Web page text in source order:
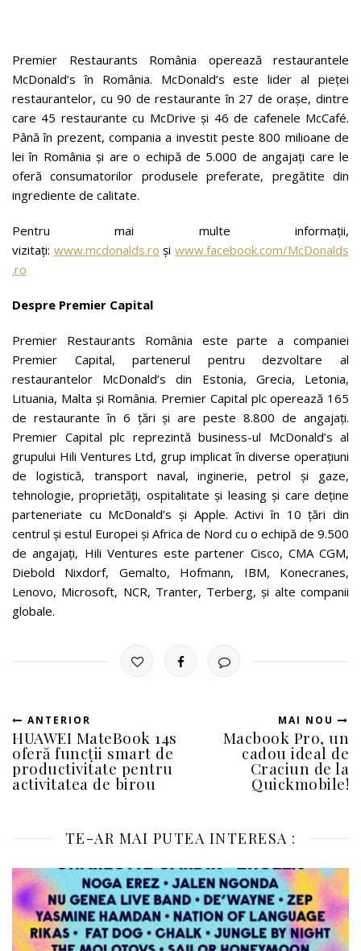
Premier Restaurants România operează restaurantele
McDonald’s în România. McDonald’s este lider al pieței
restaurantelor, cu 90 de restaurante în 27 de orașe, dintre
care 45 restaurante cu McDrive și 46 de cafenele McCafé.
Până în prezent, compania a investit peste 800 milioane de
lei în România și are o echipă de 5.000 de angajați care le
oferă consumatorilor produsele preferate, pregătite din
ingrediente de calitate.
Pentru mai multe informații,
vizitați: www.mcdonalds.ro șiwww.facebook.com/McDonalds
.ro
Despre Premier Capital
Premier Restaurants România este parte a companiei
Premier Capital, partenerul pentru dezvoltare al
restaurantelor McDonald’s din Estonia, Grecia, Letonia,
Lituania, Malta și România. Premier Capital plc operează 165
de restaurante în 6 țări și are peste 8.800 de angajați.
Premier Capital plc reprezintă business-ul McDonald’s al
grupului Hili Ventures Ltd, grup implicat în diverse operațiuni
de logistică, transport naval, inginerie, petrol și gaze,
tehnologie, proprietăți, ospitalitate și leasing și care deține
parteneriate cu McDonald’s și Apple. Activi în 10 țări din
centrul și estul Europei și Africa de Nord cu o echipă de 9.500
de angajați, Hili Ventures este partener Cisco, CMA CGM,
Diebold Nixdorf, Gemalto, Hofmann, IBM, Konecranes,
Lenovo, Microsoft, NCR, Tranter, Terberg, și alte companii
globale.
ANTERIOR
HUAWEI MateBook 14s
oferă funcții smart de
productivitate pentru
activitatea de birou
MAI NOU
Macbook Pro, un
cadou ideal de
Craciun de la
Quickmobile!
TE-AR MAI PUTEA INTERESA :